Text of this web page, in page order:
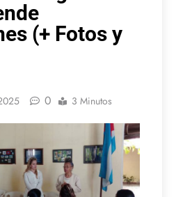
(+ Fotos y
0 3 Minutos